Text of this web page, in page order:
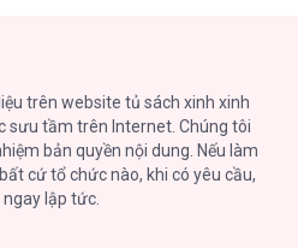
TRÁI TIM [...] – Chap 5
Trong Tù
Là Con Anh
trên website tủ sách xinh xinh
sưu tầm trên Internet. Chúng tôi
bản quyền nội dung. Nếu làm
cứ tổ chức nào, khi có yêu cầu,
lập tức.